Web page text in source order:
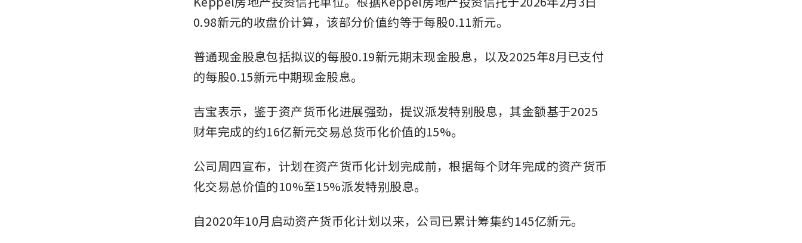
0.98新元的收盘价计算，该部分价值约等于每股0.11新元。
普通现金股息包括拟议的每股0.19新元期末现金股息，以及2025年8月已支付
的每股0.15新元中期现金股息。
吉宝表示，鉴于资产货币化进展强劲，提议派发特别股息，其金额基于2025
财年完成的约16亿新元交易总货币化价值的15%。
公司周四宣布，计划在资产货币化计划完成前，根据每个财年完成的资产货币
化交易总价值的10%至15%派发特别股息。
自2020年10月启动资产货币化计划以来，公司已累计筹集约145亿新元。